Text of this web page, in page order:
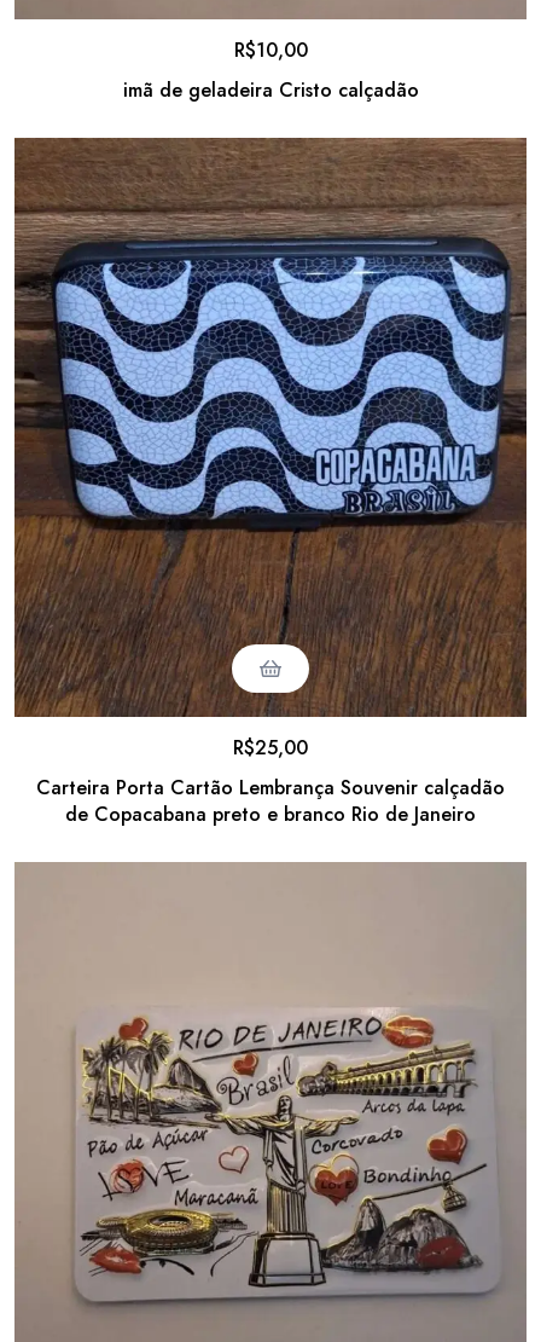
imã de geladeira Cristo calçadão
R$10,00
Carteira Porta Cartão Lembrança Souvenir calçadão
de Copacabana preto e branco Rio de Janeiro
R$25,00